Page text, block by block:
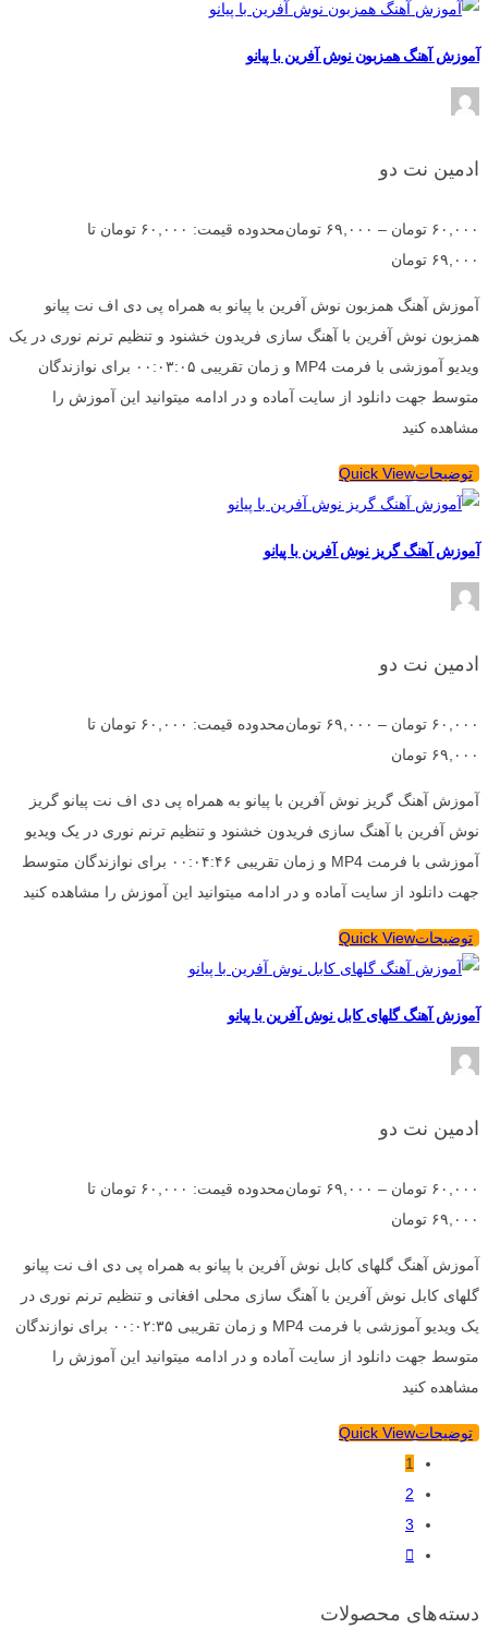
آموزش آهنگ همزبون نوش آفرین با پیانو
ادمین نت دو
۶۰,۰۰۰ تومان – ۶۹,۰۰۰ تومان
محدوده قیمت: ۶۰,۰۰۰ تومان تا
۶۹,۰۰۰ تومان
آموزش آهنگ همزبون نوش آفرین با پیانو به همراه پی دی اف نت پیانو
همزبون نوش آفرین با آهنگ سازی فریدون خشنود و تنظیم ترنم نوری در یک
ویدیو آموزشی با فرمت MP4 و زمان تقریبی ۰۰:۰۳:۰۵ برای نوازندگان
متوسط جهت دانلود از سایت آماده و در ادامه میتوانید این آموزش را
مشاهده کنید
توضیحاتQuick View
آموزش آهنگ گریز نوش آفرین با پیانو
ادمین نت دو
۶۰,۰۰۰ تومان – ۶۹,۰۰۰ تومان
محدوده قیمت: ۶۰,۰۰۰ تومان تا
۶۹,۰۰۰ تومان
آموزش آهنگ گریز نوش آفرین با پیانو به همراه پی دی اف نت پیانو گریز
نوش آفرین با آهنگ سازی فریدون خشنود و تنظیم ترنم نوری در یک ویدیو
آموزشی با فرمت MP4 و زمان تقریبی ۰۰:۰۴:۴۶ برای نوازندگان متوسط
جهت دانلود از سایت آماده و در ادامه میتوانید این آموزش را مشاهده کنید
توضیحاتQuick View
آموزش آهنگ گلهای کابل نوش آفرین با پیانو
ادمین نت دو
۶۰,۰۰۰ تومان – ۶۹,۰۰۰ تومان
محدوده قیمت: ۶۰,۰۰۰ تومان تا
۶۹,۰۰۰ تومان
آموزش آهنگ گلهای کابل نوش آفرین با پیانو به همراه پی دی اف نت پیانو
گلهای کابل نوش آفرین با آهنگ سازی محلی افغانی و تنظیم ترنم نوری در
یک ویدیو آموزشی با فرمت MP4 و زمان تقریبی ۰۰:۰۲:۳۵ برای نوازندگان
متوسط جهت دانلود از سایت آماده و در ادامه میتوانید این آموزش را
مشاهده کنید
توضیحاتQuick View
1
2
3
دسته‌های محصولات